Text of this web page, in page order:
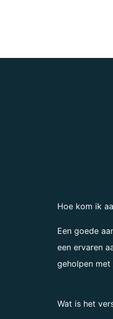
Hoe kom ik
Een goede
een ervaren
geholpen
Wat is het